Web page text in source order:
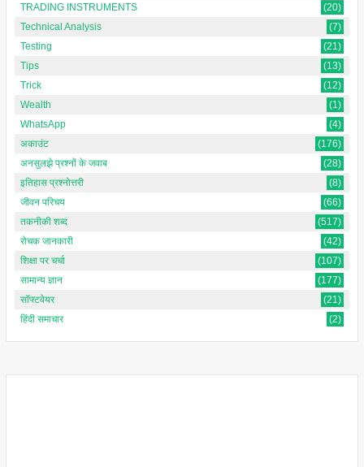
TRADING INSTRUMENTS
(20)
Technical Analysis
(7)
Testing
(21)
Tips
(13)
Trick
(12)
Wealth
(1)
WhatsApp
(4)
अकाउंट
(176)
अनसुलझे प्रश्नों के जवाब
(28)
इतिहास प्रश्नोत्तरी
(8)
जीवन परिचय
(66)
तकनीकी शब्द
(517)
रोचक जानकारी
(42)
शिक्षा पर चर्चा
(107)
सामान्य ज्ञान
(177)
सॉफ्टवेयर
(21)
हिंदी समाचार
(2)